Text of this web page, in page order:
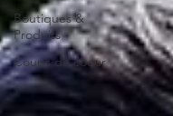
Boutiques &
Produits
Coups de coeur